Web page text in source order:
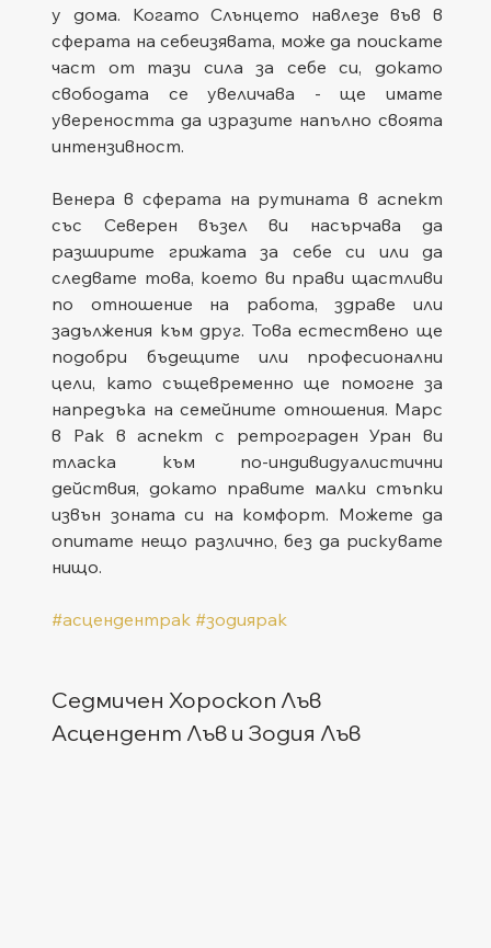
у дома. Когато Слънцето навлезе във в
сферата на себеизявата, може да поискате
част от тази сила за себе си, докато
свободата се увеличава - ще имате
увереността да изразите напълно своята
интензивност.
Венера в сферата на рутината в аспект
със Северен възел ви насърчава да
разширите грижата за себе си или да
следвате това, което ви прави щастливи
по отношение на работа, здраве или
задължения към друг. Това естествено ще
подобри бъдещите или професионални
цели, като същевременно ще помогне за
напредъка на семейните отношения. Марс
в Рак в аспект с ретрограден Уран ви
тласка към по-индивидуалистични
действия, докато правите малки стъпки
извън зоната си на комфорт. Можете да
опитате нещо различно, без да рискувате
нищо.
#асцендентрак #зодиярак
Седмичен Хороскоп Лъв
Асцендент Лъв и Зодия Лъв